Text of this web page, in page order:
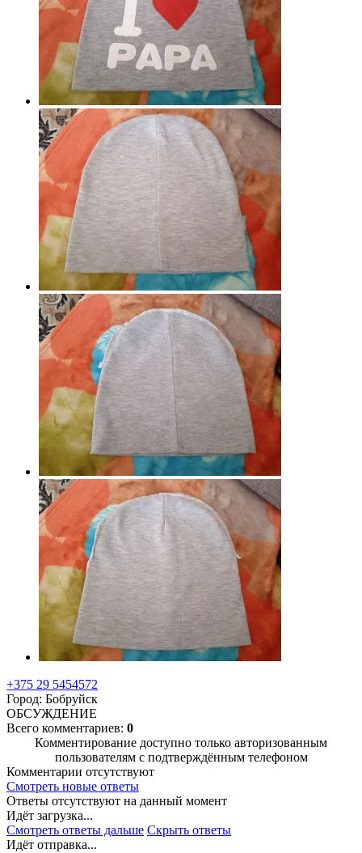
+375 29 5454572
Город: Бобруйск
ОБСУЖДЕНИЕ
Всего комментариев: 0
Комментирование доступно только авторизованным
пользователям с подтверждённым телефоном
Комментарии отсутствуют
Смотреть новые ответы
Ответы отсутствуют на данный момент
Идёт загрузка...
Смотреть ответы дальше Скрыть ответы
Идёт отправка...